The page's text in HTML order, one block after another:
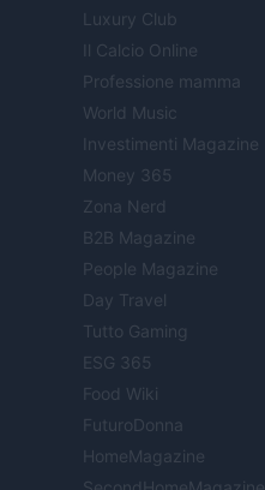
Luxury Club
Il Calcio Online
Professione mamma
World Music
Investimenti Magazine
Money 365
Zona Nerd
B2B Magazine
People Magazine
Day Travel
Tutto Gaming
ESG 365
Food Wiki
FuturoDonna
HomeMagazine